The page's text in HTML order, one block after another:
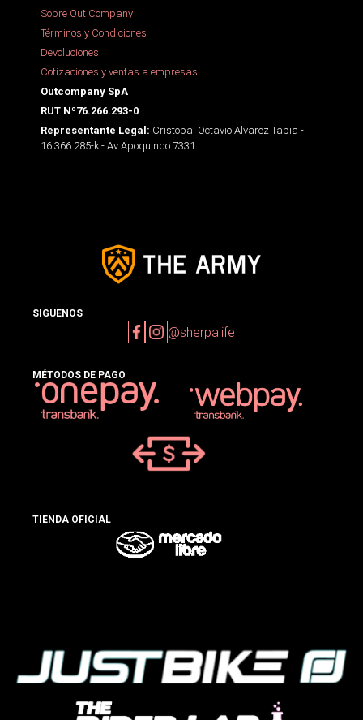
Sobre Out Company
Términos y Condiciones
Devoluciones
Cotizaciones y ventas a empresas
Outcompany SpA
RUT Nº76.266.293-0
Representante Legal: Cristobal Octavio Alvarez Tapia -
16.366.285-k - Av Apoquindo 7331
SIGUENOS
@sherpalife
MÉTODOS DE PAGO
TIENDA OFICIAL